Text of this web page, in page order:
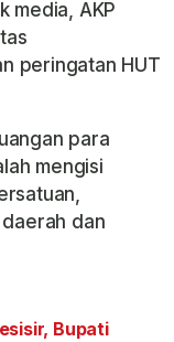
media, AKP
peringatan HUT
para
mengisi
dan
Bupati